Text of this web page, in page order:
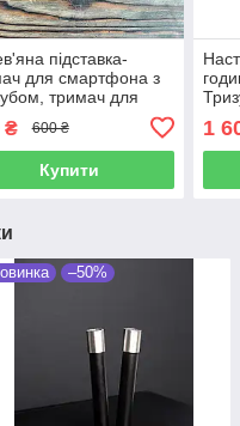
підставка-
для смартфона з
тримач для
ручної роботи
₴ 600 ₴
Купити
1
–50%